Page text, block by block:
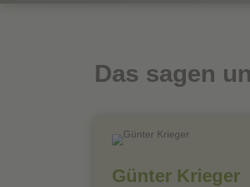
Das sagen
Günter Krieger